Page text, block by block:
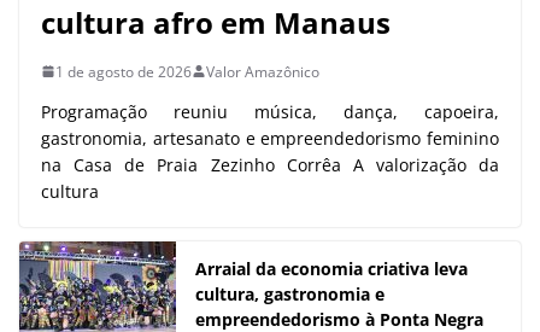
cultura afro em Manaus
1 de agosto de 2026 Valor Amazônico
Programação reuniu música, dança, capoeira,
gastronomia, artesanato e empreendedorismo feminino
na Casa de Praia Zezinho Corrêa A valorização da
cultura
Arraial da economia criativa leva
cultura, gastronomia e
empreendedorismo à Ponta Negra